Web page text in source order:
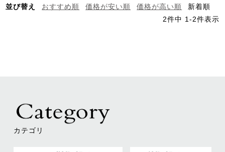
並び替え おすすめ順 価格が安い順 価格が高い順
新着順
2件中 1-2件表示
カテゴリ